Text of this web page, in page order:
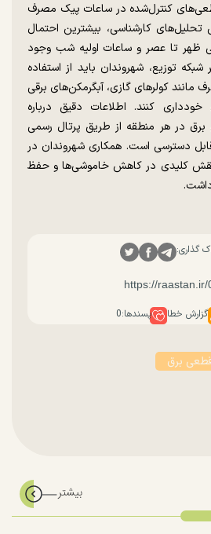
کنترل‌شده در ساعات پیک مصرف
تحلیل‌های کارشناسی، بیشترین احتمال
ظهر تا عصر و ساعات اولیه شب وجود
توزیع، شهروندان باید از استفاده
مانند کولرهای گازی، آبگرمکن‌های برقی
کنند. اطلاعات دقیق درباره
برق در هر منطقه از طریق پرتال رسمی
دسترسی است. همکاری شهروندان در
نقش کلیدی در کاهش خاموشی‌ها و حفظ
گذاری:
گزارش خطا پسندها:0
برق